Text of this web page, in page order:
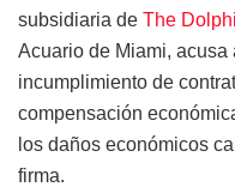
subsidiaria de The
Acuario de Miami,
incumplimiento de
compensación
los daños económicos
firma.